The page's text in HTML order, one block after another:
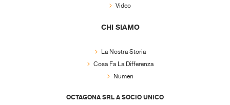
Video
CHI SIAMO
La Nostra Storia
Cosa Fa La Differenza
Numeri
OCTAGONA SRL A SOCIO UNICO